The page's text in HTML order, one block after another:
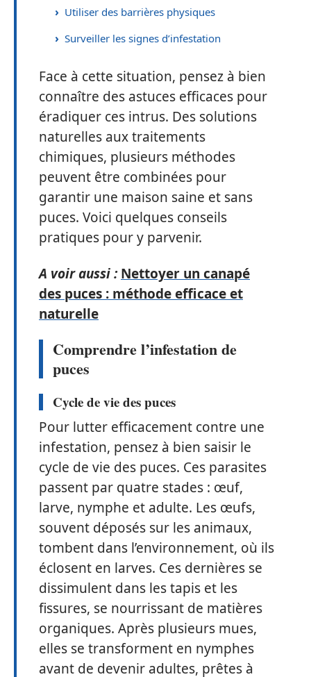
Utiliser des barrières physiques
Surveiller les signes d’infestation
Face à cette situation, pensez à bien
connaître des astuces efficaces pour
éradiquer ces intrus. Des solutions
naturelles aux traitements
chimiques, plusieurs méthodes
peuvent être combinées pour
garantir une maison saine et sans
puces. Voici quelques conseils
pratiques pour y parvenir.
A voir aussi : Nettoyer un canapé
des puces : méthode efficace et
naturelle
Comprendre l’infestation de
puces
Cycle de vie des puces
Pour lutter efficacement contre une
infestation, pensez à bien saisir le
cycle de vie des puces. Ces parasites
passent par quatre stades : œuf,
larve, nymphe et adulte. Les œufs,
souvent déposés sur les animaux,
tombent dans l’environnement, où ils
éclosent en larves. Ces dernières se
dissimulent dans les tapis et les
fissures, se nourrissant de matières
organiques. Après plusieurs mues,
elles se transforment en nymphes
avant de devenir adultes, prêtes à